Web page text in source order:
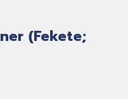
(Fekete;